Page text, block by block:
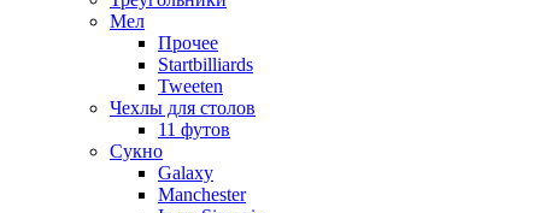
Мел
Прочее
Startbilliards
Tweeten
Чехлы для столов
11 футов
Сукно
Galaxy
Manchester